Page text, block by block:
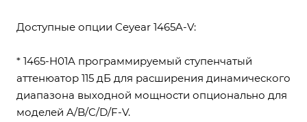
Доступные опции Ceyear 1465A-V:
* 1465-H01A программируемый ступенчатый
аттенюатор 115 дБ для расширения динамического
диапазона выходной мощности опционально для
моделей A/B/C/D/F-V.